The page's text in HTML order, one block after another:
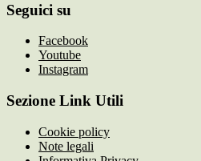
Seguici su
Facebook
Youtube
Instagram
Sezione Link Utili
Cookie policy
Note legali